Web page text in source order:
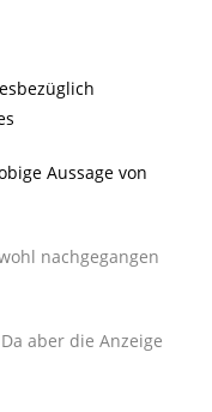
Aussage von
nachgegangen
aber die Anzeige